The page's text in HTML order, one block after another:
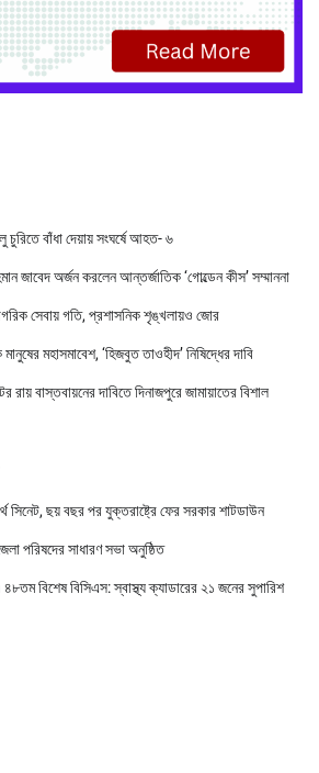
চুরিতে বাঁধা দেয়ায় সংঘর্ষে আহত- ৬
জাবেদ অর্জন করলেন আন্তর্জাতিক ‘গোল্ডেন কীস’ সম্মাননা
সেবায় গতি, প্রশাসনিক শৃঙ্খলায়ও জোর
মহাসমাবেশ, ‘হিজবুত তাওহীদ’ নিষিদ্ধের দাবি
বাস্তবায়নের দাবিতে দিনাজপুরে জামায়াতের বিশাল
সিনেট, ছয় বছর পর যুক্তরাষ্ট্রে ফের সরকার শাটডাউন
পরিষদের সাধারণ সভা অনুষ্ঠিত
৪৮তম বিশেষ বিসিএস: স্বাস্থ্য ক্যাডারের ২১ জনের সুপারিশ